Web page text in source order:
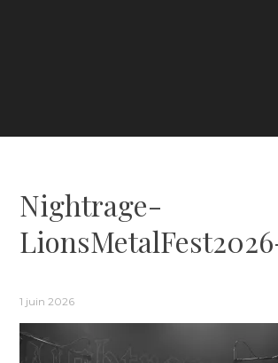
Nightrage-
1 juin 2026